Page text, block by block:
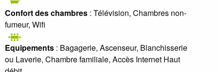
Confort des chambres : Télévision, Chambres non-
fumeur, Wifi
Equipements : Bagagerie, Ascenseur, Blanchisserie
ou Laverie, Chambre familiale, Accès Internet Haut